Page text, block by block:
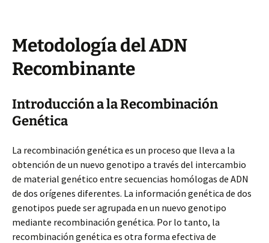
Metodología del ADN
Recombinante
Introducción a la Recombinación
Genética
La recombinación genética es un proceso que lleva a la
obtención de un nuevo genotipo a través del intercambio
de material genético entre secuencias homólogas de ADN
de dos orígenes diferentes. La información genética de dos
genotipos puede ser agrupada en un nuevo genotipo
mediante recombinación genética. Por lo tanto, la
recombinación genética es otra forma efectiva de